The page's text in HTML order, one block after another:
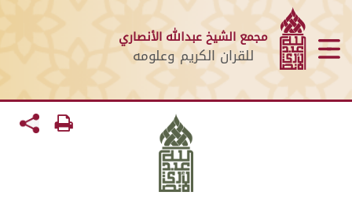
مجمع الشيخ عبدالله الأنصاري
للقران الكريم وعلومه